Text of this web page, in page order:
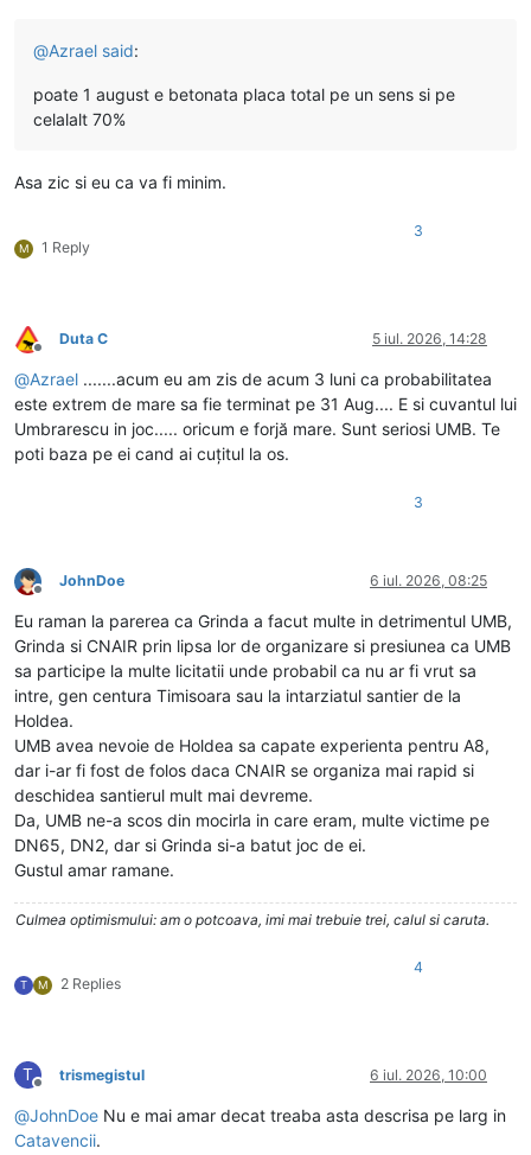
@Azrael said:
poate 1 august e betonata placa total pe un sens si pe
celalalt 70%
Asa zic si eu ca va fi minim.
M 1 Reply
3
Deconectat
Duta C 5 iul. 2026, 14:28
@Azrael .......acum eu am zis de acum 3 luni ca probabilitatea
este extrem de mare sa fie terminat pe 31 Aug.... E si cuvantul lui
Umbrarescu in joc..... oricum e forjă mare. Sunt seriosi UMB. Te
poti baza pe ei cand ai cuțitul la os.
3
Deconectat
JohnDoe 6 iul. 2026, 08:25
Eu raman la parerea ca Grinda a facut multe in detrimentul UMB,
Grinda si CNAIR prin lipsa lor de organizare si presiunea ca UMB
sa participe la multe licitatii unde probabil ca nu ar fi vrut sa
intre, gen centura Timisoara sau la intarziatul santier de la
Holdea.
UMB avea nevoie de Holdea sa capate experienta pentru A8,
dar i-ar fi fost de folos daca CNAIR se organiza mai rapid si
deschidea santierul mult mai devreme.
Da, UMB ne-a scos din mocirla in care eram, multe victime pe
DN65, DN2, dar si Grinda si-a batut joc de ei.
Gustul amar ramane.
Culmea optimismului: am o potcoava, imi mai trebuie trei, calul si caruta.
T M 2 Replies
4
T
Deconectat
trismegistul 6 iul. 2026, 10:00
@JohnDoe Nu e mai amar decat treaba asta descrisa pe larg in
Catavencii.